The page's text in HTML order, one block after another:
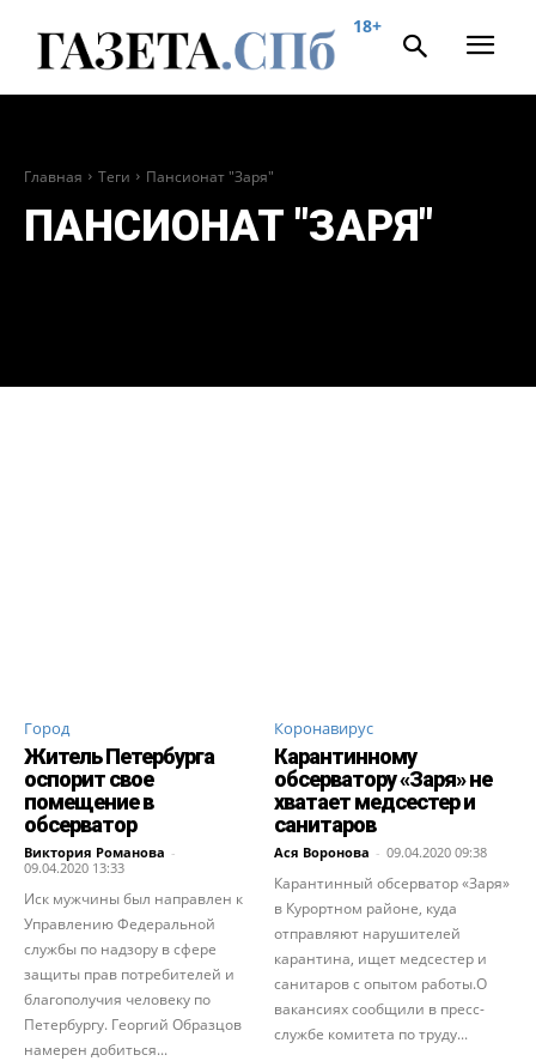
18+
Главная Теги Пансионат "заря"
ПАНСИОНАТ "ЗАРЯ"
Город
Житель Петербурга
оспорит свое
помещение в
обсерватор
Виктория Романова -
09.04.2020 13:33
Иск мужчины был направлен к
Управлению Федеральной
службы по надзору в сфере
защиты прав потребителей и
благополучия человеку по
Петербургу. Георгий Образцов
намерен добиться...
Коронавирус
Карантинному
обсерватору «Заря» не
хватает медсестер и
санитаров
Ася Воронова - 09.04.2020 09:38
Карантинный обсерватор «Заря»
в Курортном районе, куда
отправляют нарушителей
карантина, ищет медсестер и
санитаров с опытом работы.О
вакансиях сообщили в пресс-
службе комитета по труду...